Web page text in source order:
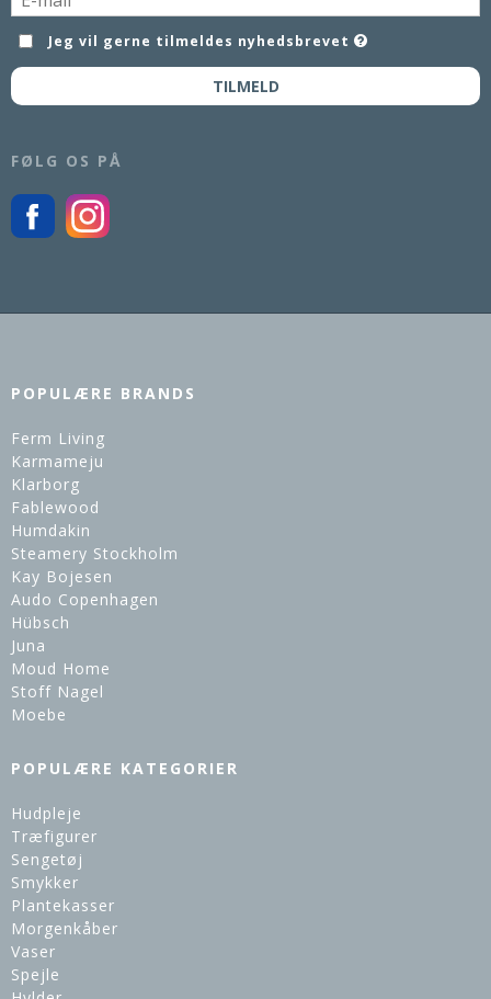
Jeg vil gerne tilmeldes nyhedsbrevet
TILMELD
FØLG OS PÅ
POPULÆRE BRANDS
Ferm Living
Karmameju
Klarborg
Fablewood
Humdakin
Steamery Stockholm
Kay Bojesen
Audo Copenhagen
Hübsch
Juna
Moud Home
Stoff Nagel
Moebe
POPULÆRE KATEGORIER
Hudpleje
Træfigurer
Sengetøj
Smykker
Plantekasser
Morgenkåber
Vaser
Spejle